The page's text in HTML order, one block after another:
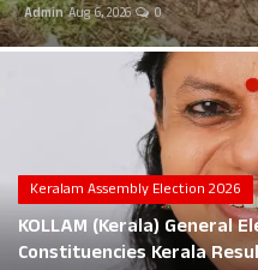
Jobs Mall
Career
Education
Admin Aug 6, 2026 0
Keralam Assembly Election 2026
KOLLAM (Kerala) General
Constituencies Kerala